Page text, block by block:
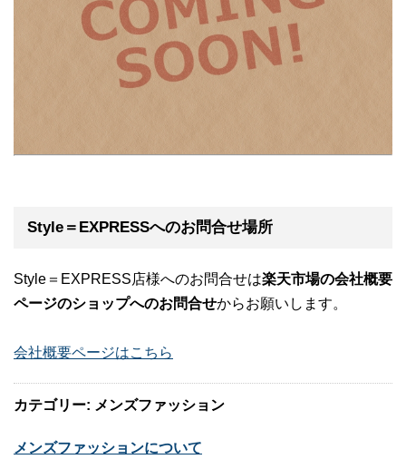
Style＝EXPRESSへのお問合せ場所
Style＝EXPRESS店様へのお問合せは楽天市場の会社概要
ページのショップへのお問合せからお願いします。
会社概要ページはこちら
カテゴリー: メンズファッション
メンズファッションについて